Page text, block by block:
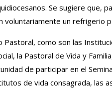
Se sugiere que,
un refrigerio
como son las
la Pastoral de Vida y
de participar en el
de vida consagrada, las